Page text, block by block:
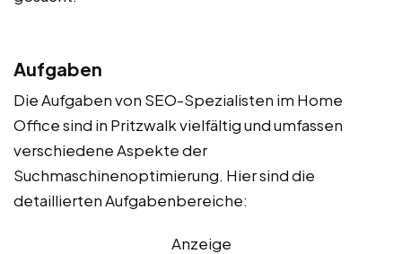
Aufgaben
Die Aufgaben von SEO-Spezialisten im Home
Office sind in Pritzwalk vielfältig und umfassen
verschiedene Aspekte der
Suchmaschinenoptimierung. Hier sind die
detaillierten Aufgabenbereiche:
Anzeige